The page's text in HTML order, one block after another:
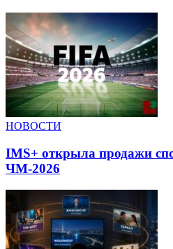
НОВОСТИ
IMS+ открыла продажи
ЧМ-2026